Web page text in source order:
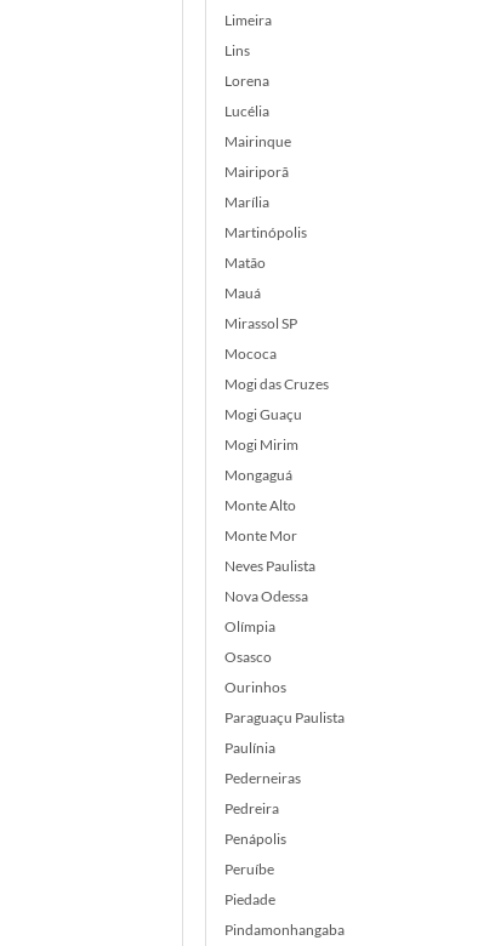
Limeira
Lins
Lorena
Lucélia
Mairinque
Mairiporã
Marília
Martinópolis
Matão
Mauá
Mirassol SP
Mococa
Mogi das Cruzes
Mogi Guaçu
Mogi Mirim
Mongaguá
Monte Alto
Monte Mor
Neves Paulista
Nova Odessa
Olímpia
Osasco
Ourinhos
Paraguaçu Paulista
Paulínia
Pederneiras
Pedreira
Penápolis
Peruíbe
Piedade
Pindamonhangaba